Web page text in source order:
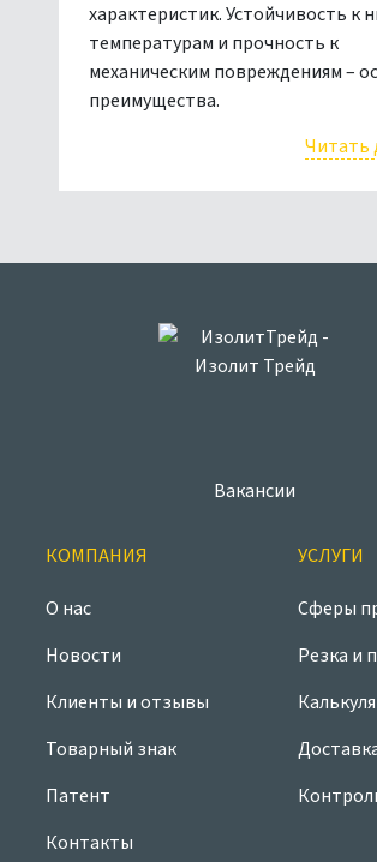
характеристик. Устойчивость к
температурам и прочность к
механическим повреждениям –
преимущества.
Читать
Вакансии
КОМПАНИЯ
О нас
Новости
Клиенты и отзывы
Товарный знак
Патент
Контакты
УСЛУГИ
Сферы
Резка и